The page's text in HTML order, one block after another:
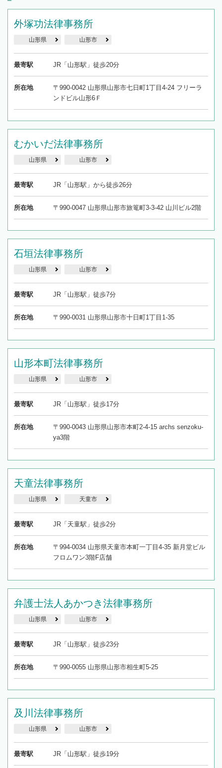
外塚功法律事務所
山形県 山形市
最寄駅 JR「山形駅」徒歩20分
所在地
〒990-0042 山形県山形市七日町1丁目4-24 フリーラ
ンドビル山形6Ｆ
むかいだ法律事務所
山形県 山形市
最寄駅 JR「山形駅」から徒歩26分
所在地 〒990-0047 山形県山形市旅篭町3-3-42 山川ビル2階
石垣法律事務所
山形県 山形市
最寄駅 JR「山形駅」徒歩7分
所在地 〒990-0031 山形県山形市十日町1丁目1-35
山形本町法律事務所
山形県 山形市
最寄駅 JR「山形駅」徒歩17分
所在地
〒990-0043 山形県山形市本町2-4-15 archs senzoku-
ya3階
天童法律事務所
山形県 天童市
最寄駅 JR「天童駅」徒歩2分
所在地
〒994-0034 山形県天童市本町一丁目4-35 新月堂ビル
フロムワン3階F店舗
弁護士法人あかつき法律事務所
山形県 山形市
最寄駅 JR「山形駅」徒歩23分
所在地 〒990-0055 山形県山形市相生町5-25
及川法律事務所
山形県 山形市
最寄駅 JR「山形駅」徒歩19分